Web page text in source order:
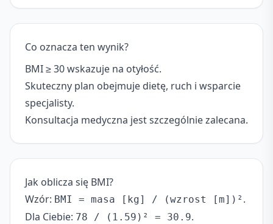
Co oznacza ten wynik?
BMI ≥ 30 wskazuje na otyłość.
Skuteczny plan obejmuje dietę, ruch i wsparcie
specjalisty.
Konsultacja medyczna jest szczególnie zalecana.
Jak oblicza się BMI?
Wzór: BMI = masa [kg] / (wzrost [m])² .
Dla Ciebie: 78 / (1.59)² = 30.9.